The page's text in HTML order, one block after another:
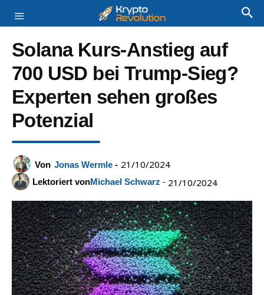
Solana Kurs-Anstieg auf
700 USD bei Trump-Sieg?
Experten sehen großes
Potenzial
Von Jonas Wermle - 21/10/2024
Lektoriert vonMichael Schwarz - 21/10/2024